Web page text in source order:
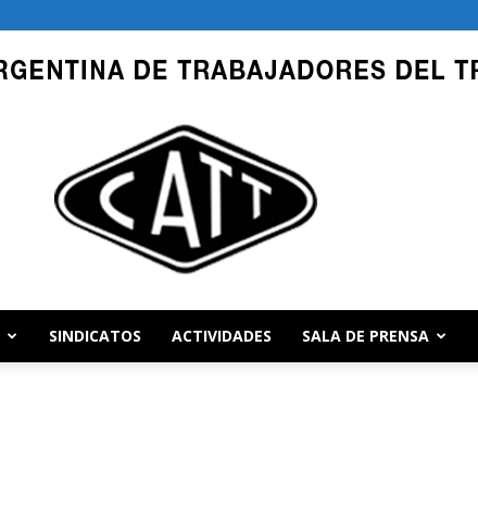
SINDICATOS ACTIVIDADES SALA DE PRENSA